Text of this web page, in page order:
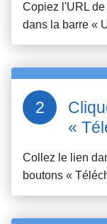
Copiez l'URL
dans la barre «
«
Collez le lien
boutons «